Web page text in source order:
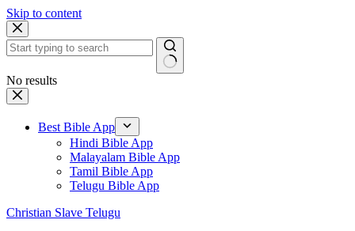
Skip to content
No results
Best Bible App
Hindi Bible App
Malayalam Bible App
Tamil Bible App
Telugu Bible App
Christian Slave Telugu